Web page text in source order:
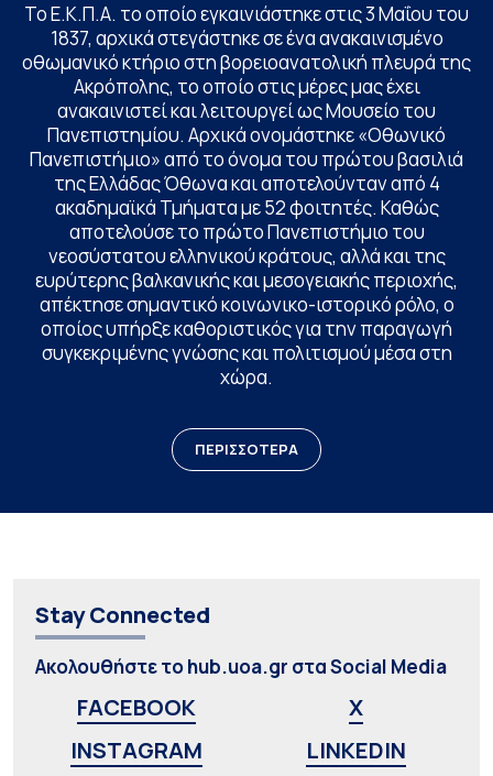
Το Ε.Κ.Π.Α. το οποίο εγκαινιάστηκε στις 3 Μαΐου του
1837, αρχικά στεγάστηκε σε ένα ανακαινισμένο
οθωμανικό κτήριο στη βορειοανατολική πλευρά της
Ακρόπολης, το οποίο στις μέρες μας έχει
ανακαινιστεί και λειτουργεί ως Μουσείο του
Πανεπιστημίου. Αρχικά ονομάστηκε «Οθωνικό
Πανεπιστήμιο» από το όνομα του πρώτου βασιλιά
της Ελλάδας Όθωνα και αποτελούνταν από 4
ακαδημαϊκά Τμήματα με 52 φοιτητές. Καθώς
αποτελούσε το πρώτο Πανεπιστήμιο του
νεοσύστατου ελληνικού κράτους, αλλά και της
ευρύτερης βαλκανικής και μεσογειακής περιοχής,
απέκτησε σημαντικό κοινωνικο-ιστορικό ρόλο, ο
οποίος υπήρξε καθοριστικός για την παραγωγή
συγκεκριμένης γνώσης και πολιτισμού μέσα στη
χώρα.
ΠΕΡΙΣΣΟΤΕΡΑ
Stay Connected
Ακολουθήστε το hub.uoa.gr στα Social Media
FACEBOOK
X
INSTAGRAM
LINKEDIN